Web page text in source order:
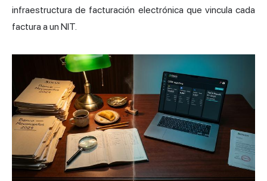
infraestructura de facturación electrónica que vincula cada
factura a un NIT.